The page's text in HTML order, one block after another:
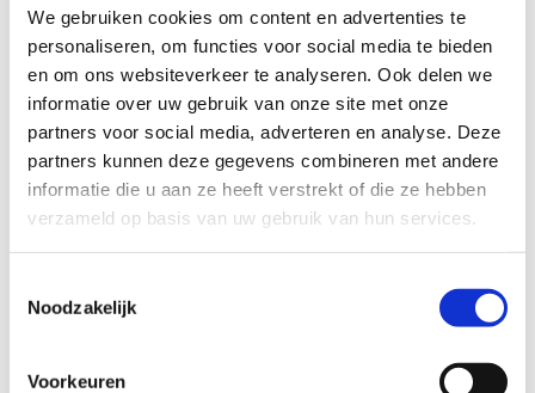
We gebruiken cookies om content en advertenties te
personaliseren, om functies voor social media te bieden
en om ons websiteverkeer te analyseren. Ook delen we
informatie over uw gebruik van onze site met onze
partners voor social media, adverteren en analyse. Deze
partners kunnen deze gegevens combineren met andere
informatie die u aan ze heeft verstrekt of die ze hebben
verzameld op basis van uw gebruik van hun services.
Noodzakelijk
Voorkeuren
Hout
Statafel
steigerhout 80×240
cm
€69,50
TOEVOEGEN
Meubilair
Statafel
steigerhout mixed
wood 80×240 cm
€69,50
TOEVOEGEN